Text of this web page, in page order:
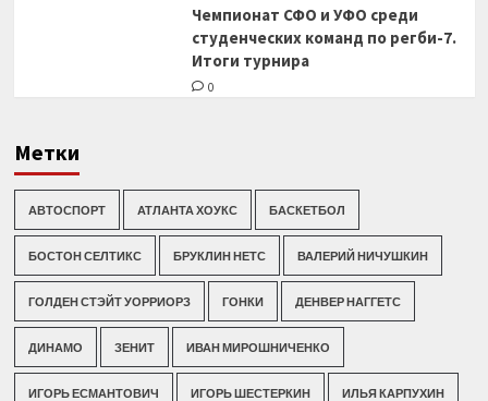
Чемпионат СФО и УФО среди
студенческих команд по регби-7.
Итоги турнира
0
Метки
АВТОСПОРТ АТЛАНТА ХОУКС БАСКЕТБОЛ
БОСТОН СЕЛТИКС БРУКЛИН НЕТС ВАЛЕРИЙ НИЧУШКИН
ГОЛДЕН СТЭЙТ УОРРИОРЗ ГОНКИ ДЕНВЕР НАГГЕТС
ДИНАМО ЗЕНИТ ИВАН МИРОШНИЧЕНКО
ИГОРЬ ЕСМАНТОВИЧ ИГОРЬ ШЕСТЕРКИН ИЛЬЯ КАРПУХИН